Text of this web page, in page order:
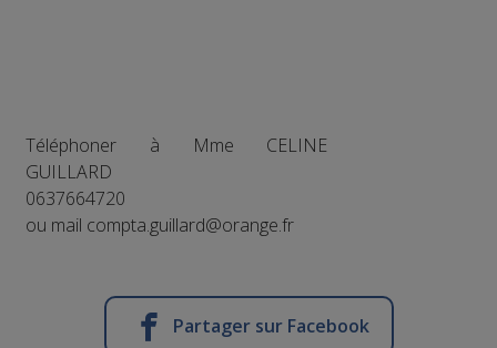
Téléphoner à Mme CELINE
GUILLARD
0637664720
ou mail compta.guillard@orange.fr
Partager sur Facebook